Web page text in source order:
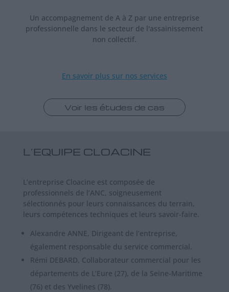
Un accompagnement de A à Z par une entreprise
professionnelle dans le secteur de l'assainissement
non collectif.
En savoir plus sur nos services
Voir les études de cas
L’EQUIPE CLOACINE
L’entreprise Cloacine est composée de
professionnels de l’ANC, soigneusement
sélectionnés pour leurs connaissances du terrain,
leurs compétences techniques et leurs savoir-faire.
Alexandre ANNE, Dirigeant de l’entreprise,
également responsable du service commercial.
Rémi DEBARD, Collaborateur commercial pour les
départements de L’Eure (27), de la Seine-Maritime
(76) et des Yvelines (78).